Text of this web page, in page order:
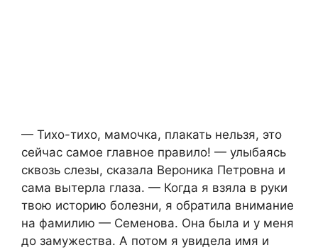
— Тихо-тихо, мамочка, плакать нельзя, это
сейчас самое главное правило! — улыбаясь
сквозь слезы, сказала Вероника Петровна и
сама вытерла глаза. — Когда я взяла в руки
твою историю болезни, я обратила внимание
на фамилию — Семенова. Она была и у меня
до замужества. А потом я увидела имя и